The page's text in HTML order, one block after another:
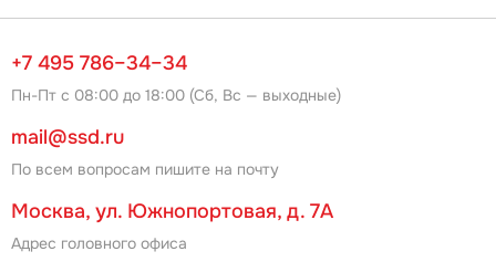
+7 495 786–34–34
Пн-Пт с 08:00 до 18:00 (Сб, Вс — выходные)
mail@ssd.ru
По всем вопросам пишите на почту
Москва, ул. Южнопортовая, д. 7А
Адрес головного офиса